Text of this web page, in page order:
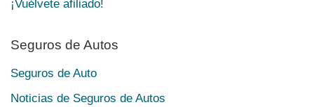
¡Vuélvete afiliado!
Seguros de Autos
Seguros de Auto
Noticias de Seguros de Autos